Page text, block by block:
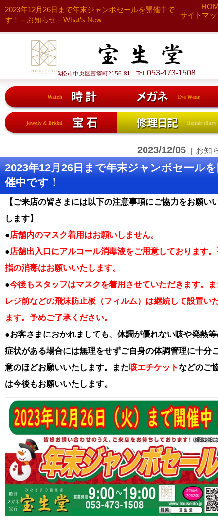
2023年12月26日まで年末ジャンボセールを開催中で
す！－お知らせ－What's New
サイトマッ
静岡県浜松市中央区富塚町2156-81 Tel. 053-473-1508
2023/12/05 [ お知
2023年12月26日まで年末ジャンボセール
催中です！
【ご来店の皆さまには以下の注意事項にご協力をお願い
します】
●店舗内のマスク着用はお願いしません。
●店舗出入口にアルコール消毒液をご用意しております
指の消毒はお願いいたします。
●今後もスタッフはマスクを着用させていただきます。
レジ前などの飛沫防止板（フィルム）は継続して設置い
ます。予めご了承ください。
●お客さまにおかれましても、体調が優れない咳や発熱
症状がある場合には無理をせずご自身の体調管理に十分
意のほどお願いいたします。また咳エチケットなどのご
は今後もお願いいたします。